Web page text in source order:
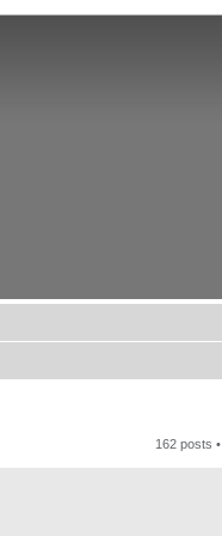
162 posts •